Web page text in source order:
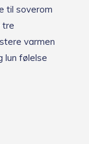
til soverom
tre
varmen
lun følelse